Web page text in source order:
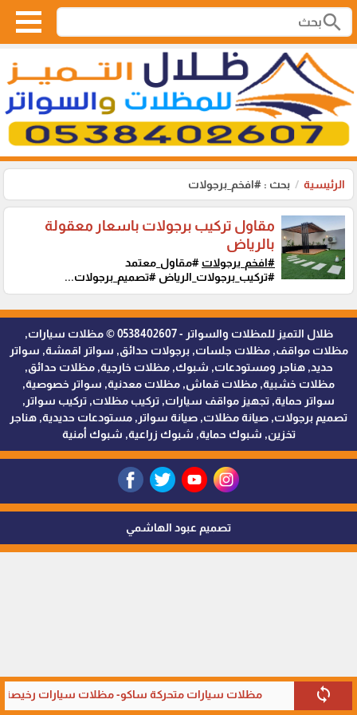
search
الرئيسية بحث : #افخم_برجولات
sync مظلات سيارات متحركة ساكو- مظلات سيارات رخيصة
مقاول تركيب برجولات باسعار معقولة
بالرياض
#افخم_برجولات #مقاول_معتمد
#تركيب_برجولات_الرياض #تصميم_برجولات...
ظلال التميز للمظلات والسواتر - 0538402607 © مظلات سيارات,
مظلات مواقف, مظلات جلسات, برجولات حدائق, سواتر اقمشة, سواتر
حديد, هناجر ومستودعات, شبوك, مظلات خارجية, مظلات حدائق,
مظلات خشبية, مظلات قماش, مظلات معدنية, سواتر خصوصية,
سواتر حماية, تجهيز مواقف سيارات, تركيب مظلات, تركيب سواتر,
تصميم برجولات, صيانة مظلات, صيانة سواتر, مستودعات حديدية, هناجر
تخزين, شبوك حماية, شبوك زراعية, شبوك أمنية
تصميم عبود الهاشمي